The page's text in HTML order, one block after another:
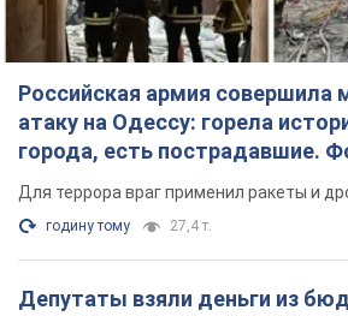
элитных квартир в Киеве: кто
парламентариев просил
Как работает особая социальная
пользуется
4 години тому 49,0 т.
Российская армия обстреляла
многоэтажных дома в
погибших, более 20
Враг умышленно бьет по жилым домам